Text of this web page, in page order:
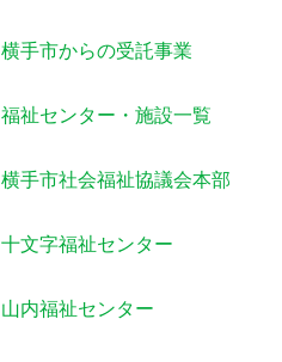
横手市からの受託事業
福祉センター・施設一覧
横手市社会福祉協議会本部
十文字福祉センター
山内福祉センター